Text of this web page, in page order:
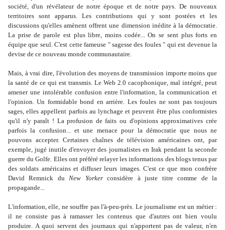
société, d'un révélateur de notre époque et de notre pays. De nouveaux
territoires sont apparus. Les contributions qui y sont postées et les
discussions qu'elles amènent offrent une dimension inédite à la démocratie.
La prise de parole est plus libre, moins codée... On se sent plus forts en
équipe que seul. C'est cette fameuse " sagesse des foules " qui est devenue la
devise de ce nouveau monde communautaire.
Mais, à vrai dire, l'évolution des moyens de transmission importe moins que
la santé de ce qui est transmis. Le Web 2.0 cacophonique, mal intégré, peut
amener une intolérable confusion entre l'information, la communication et
l'opinion. Un formidable bond en arrière. Les foules ne sont pas toujours
sages, elles appellent parfois au lynchage et peuvent être plus conformistes
qu'il n'y paraît ! La profusion de faits ou d'opinions approximatives crée
parfois la confusion... et une menace pour la démocratie que nous ne
pouvons accepter. Certaines chaînes de télévision américaines ont, par
exemple, jugé inutile d'envoyer des journalistes en Irak pendant la seconde
guerre du Golfe. Elles ont préféré relayer les informations des blogs tenus par
des soldats américains et diffuser leurs images. C'est ce que mon confrère
David Remnick duNew Yorkerconsidère à juste titre comme de la
propagande...
L'information, elle, ne souffre pas l'à-peu-près. Le journalisme est un métier :
il ne consiste pas à ramasser les contenus que d'autres ont bien voulu
produire. A quoi servent des journaux qui n'apportent pas de valeur, n'en